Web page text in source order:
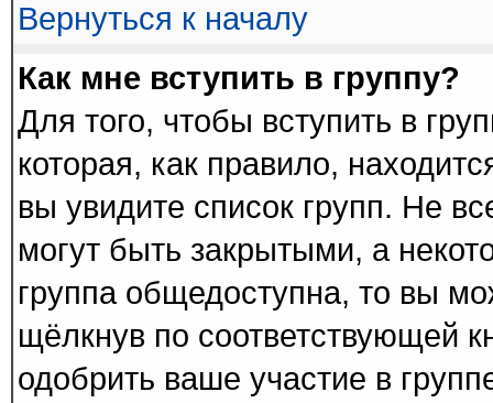
Вернуться к началу
Как мне вступить в группу?
Для того, чтобы вступить в
которая, как правило,
вы увидите список групп. Не
могут быть закрытыми, а
группа общедоступна, то вы
щёлкнув по соответствующей
одобрить ваше участие в